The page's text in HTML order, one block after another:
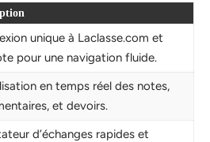
unique à Laclasse.com et
pour une navigation fluide.
en temps réel des notes,
et devoirs.
d’échanges rapides et